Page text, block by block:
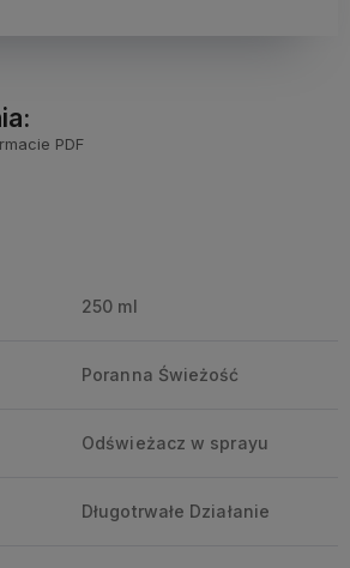
PDF
250 ml
Poranna Świeżość
Odświeżacz w sprayu
Długotrwałe Działanie